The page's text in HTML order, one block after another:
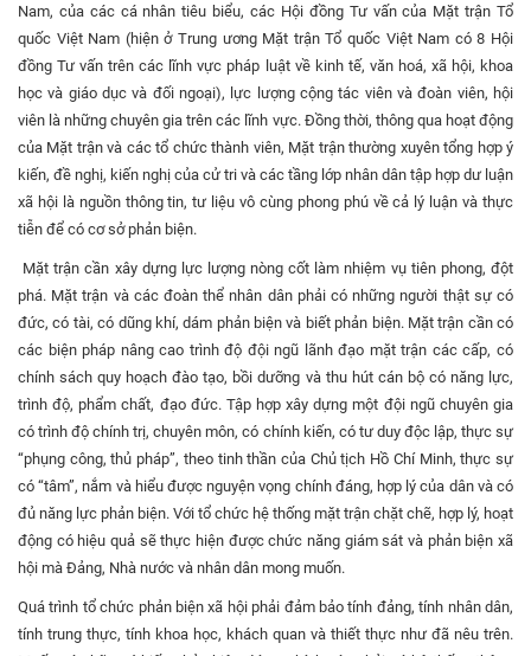
Nam, của các cá nhân tiêu biểu, các Hội đồng Tư vấn của Mặt trận Tổ
quốc Việt Nam (hiện ở Trung ương Mặt trận Tổ quốc Việt Nam có 8 Hội
đồng Tư vấn trên các lĩnh vực pháp luật về kinh tế, văn hoá, xã hội, khoa
học và giáo dục và đối ngoại), lực lượng cộng tác viên và đoàn viên, hội
viên là những chuyên gia trên các lĩnh vực. Đồng thời, thông qua hoạt động
của Mặt trận và các tổ chức thành viên, Mặt trận thường xuyên tổng hợp ý
kiến, đề nghị, kiến nghị của cử tri và các tầng lớp nhân dân tập hợp dư luận
xã hội là nguồn thông tin, tư liệu vô cùng phong phú về cả lý luận và thực
tiễn để có cơ sở phản biện.
Mặt trận cần xây dựng lực lượng nòng cốt làm nhiệm vụ tiên phong, đột
phá. Mặt trận và các đoàn thể nhân dân phải có những người thật sự có
đức, có tài, có dũng khí, dám phản biện và biết phản biện. Mặt trận cần có
các biện pháp nâng cao trình độ đội ngũ lãnh đạo mặt trận các cấp, có
chính sách quy hoạch đào tạo, bồi dưỡng và thu hút cán bộ có năng lực,
trình độ, phẩm chất, đạo đức. Tập hợp xây dựng một đội ngũ chuyên gia
có trình độ chính trị, chuyên môn, có chính kiến, có tư duy độc lập, thực sự
“phụng công, thủ pháp”, theo tinh thần của Chủ tịch Hồ Chí Minh, thực sự
có “tâm”, nắm và hiểu được nguyện vọng chính đáng, hợp lý của dân và có
đủ năng lực phản biện. Với tổ chức hệ thống mặt trận chặt chẽ, hợp lý, hoạt
động có hiệu quả sẽ thực hiện được chức năng giám sát và phản biện xã
hội mà Đảng, Nhà nước và nhân dân mong muốn.
Quá trình tổ chức phản biện xã hội phải đảm bảo tính đảng, tính nhân dân,
tính trung thực, tính khoa học, khách quan và thiết thực như đã nêu trên.